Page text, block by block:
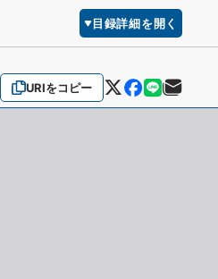
目録詳細を開く
URIをコピー